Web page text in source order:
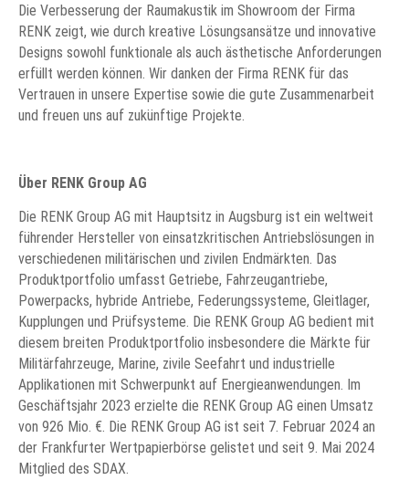
Die Verbesserung der Raumakustik im Showroom der Firma
RENK zeigt, wie durch kreative Lösungsansätze und innovative
Designs sowohl funktionale als auch ästhetische Anforderungen
erfüllt werden können. Wir danken der Firma RENK für das
Vertrauen in unsere Expertise sowie die gute Zusammenarbeit
und freuen uns auf zukünftige Projekte.
Über RENK Group AG
Die RENK Group AG mit Hauptsitz in Augsburg ist ein weltweit
führender Hersteller von einsatzkritischen Antriebslösungen in
verschiedenen militärischen und zivilen Endmärkten. Das
Produktportfolio umfasst Getriebe, Fahrzeugantriebe,
Powerpacks, hybride Antriebe, Federungssysteme, Gleitlager,
Kupplungen und Prüfsysteme. Die RENK Group AG bedient mit
diesem breiten Produktportfolio insbesondere die Märkte für
Militärfahrzeuge, Marine, zivile Seefahrt und industrielle
Applikationen mit Schwerpunkt auf Energieanwendungen. Im
Geschäftsjahr 2023 erzielte die RENK Group AG einen Umsatz
von 926 Mio. €. Die RENK Group AG ist seit 7. Februar 2024 an
der Frankfurter Wertpapierbörse gelistet und seit 9. Mai 2024
Mitglied des SDAX.